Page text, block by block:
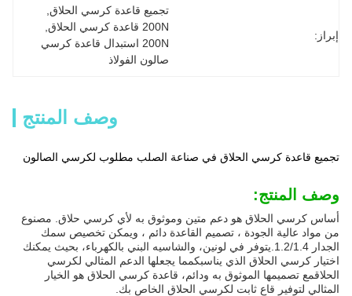
إبراز:
تجميع قاعدة كرسي الحلاق
200N قاعدة كرسي الحلاق
صالون الفولاذ
وصف المنتج
تجميع قاعدة كرسي الحلاق في صناعة الصلب مطلوب لكرسي الصالون
وصف المنتج:
أساس كرسي الحلاق هو دعم متين وموثوق به لأي كرسي حلاق. مصنوع
من مواد عالية الجودة ، تصميم القاعدة دائم ، ويمكن تخصيص سمك
الجدار 1.2/1.4.يتوفر في لونين، والشاسيه البني بالكهرباء، بحيث يمكنك
اختيار كرسي الحلاق الذي يناسبكمما يجعلها الدعم المثالي لكرسي
الحلاقمع تصميمها الموثوق به ودائم، قاعدة كرسي الحلاق هو الخيار
المثالي لتوفير قاع ثابت لكرسي الحلاق الخاص بك.